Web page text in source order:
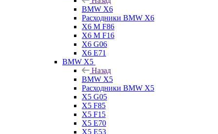
BMW X6
Расходники BMW X6
X6 M F86
X6 M F16
X6 G06
X6 E71
BMW X5
Назад
BMW X5
Расходники BMW X5
X5 G05
X5 F85
X5 F15
X5 E70
X5 E53